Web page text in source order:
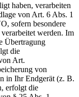
haben, verarbeiten
von Art. 6 Abs. 1
sofern besondere
werden. Im
Übertragung
die
Art.
von
in Ihr Endgerät (z. B.
erfolgt die